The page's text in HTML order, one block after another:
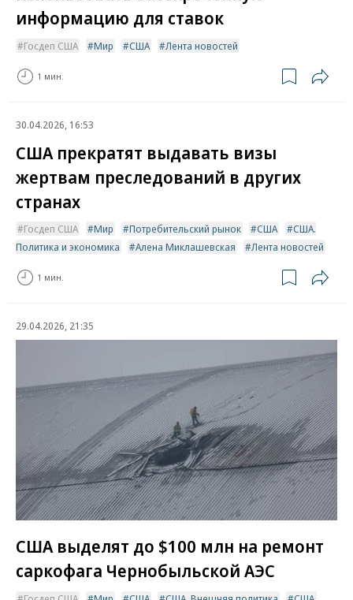
информацию для ставок
Госдеп США Мир США Лента новостей
1 мин.
30.04.2026, 16:53
США прекратят выдавать визы
жертвам преследований в других
странах
Госдеп США Мир Потребительский рынок США
США.
Политика и экономика
Алена Миклашевская Лента новостей
1 мин.
29.04.2026, 21:35
США выделят до $100 млн на ремонт
саркофага Чернобыльской АЭС